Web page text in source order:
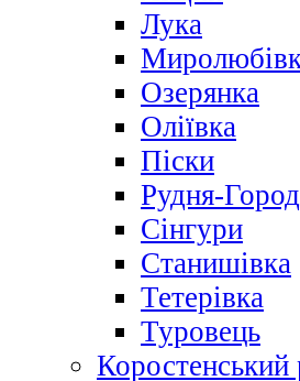
Лука
Озерянка
Оліївка
Піски
Рудня-
Сінгури
Станишівка
Тетерівка
Туровець
Коростенський